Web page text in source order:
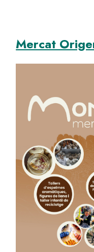
Mercat